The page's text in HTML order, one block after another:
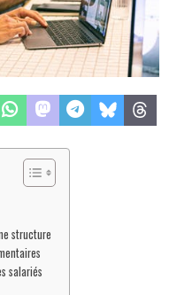
structure
salariés